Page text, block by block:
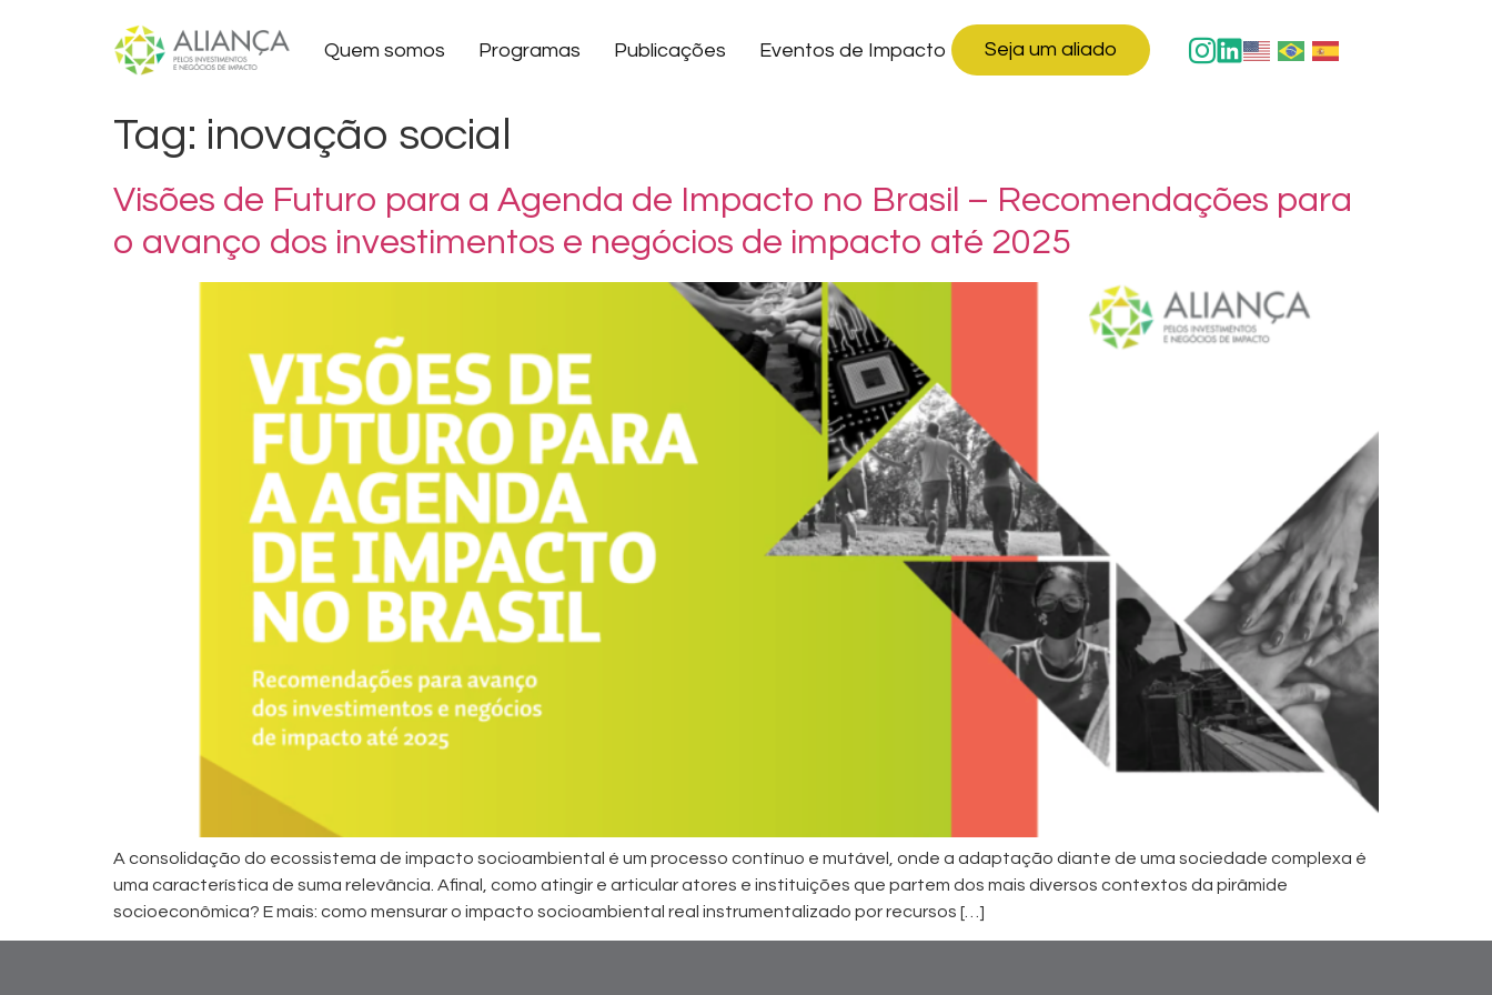
Quem somos Programas Publicações Eventos de Impacto Seja um aliado
Tag: inovação social
Visões de Futuro para a Agenda de Impacto no Brasil – Recomendações para
o avanço dos investimentos e negócios de impacto até 2025
A consolidação do ecossistema de impacto socioambiental é um processo contínuo e mutável, onde a adaptação diante de uma sociedade complexa é
uma característica de suma relevância. Afinal, como atingir e articular atores e instituições que partem dos mais diversos contextos da pirâmide
socioeconômica? E mais: como mensurar o impacto socioambiental real instrumentalizado por recursos […]